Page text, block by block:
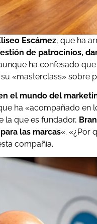
Escámez, que ha
de patrocinios,
ha confesado
«masterclass» sobre
el mundo del
ha «acompañado en
la que es fundador,
las marcas«. «¿Por
compañía.